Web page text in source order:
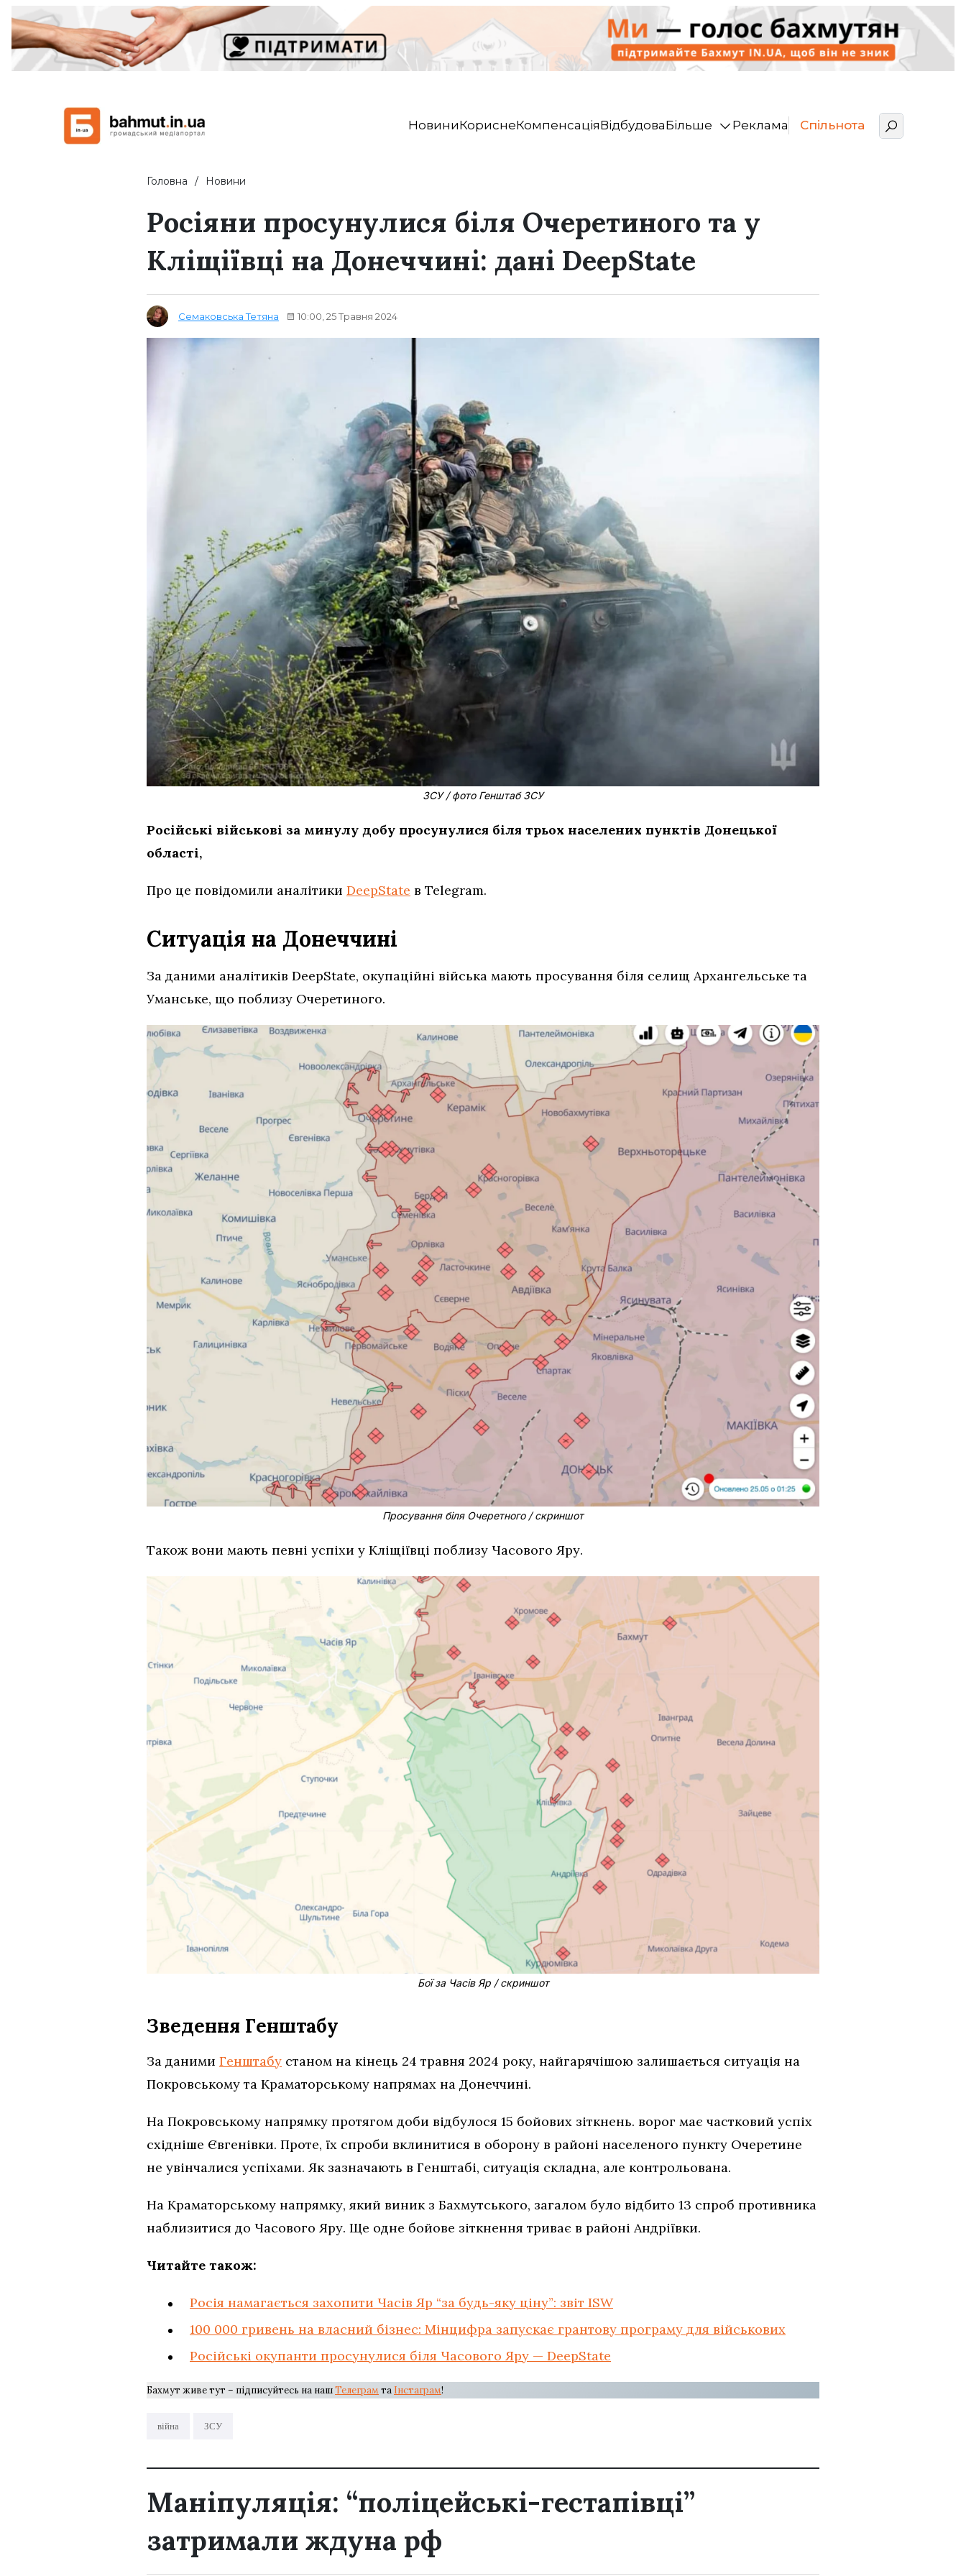
НовиниКориснеКомпенсаціяВідбудоваБільше Реклама Спільнота
Головна Новини
Росіяни просунулися біля Очеретиного та у
Кліщіївці на Донеччині: дані DeepState
Семаковська Тетяна 10:00, 25 Травня 2024
ЗСУ / фото Генштаб ЗСУ
Російські військові за минулу добу просунулися біля трьох населених пунктів Донецької
області,
Про це повідомили аналітики DeepState в Telegram.
Ситуація на Донеччині
За даними аналітиків DeepState, окупаційні війська мають просування біля селищ Архангельське та
Уманське, що поблизу Очеретиного.
Просування біля Очеретного / скриншот
Також вони мають певні успіхи у Кліщіївці поблизу Часового Яру.
Бої за Часів Яр / скриншот
Зведення Генштабу
За даними Генштабу станом на кінець 24 травня 2024 року, найгарячішою залишається ситуація на
Покровському та Краматорському напрямах на Донеччині.
На Покровському напрямку протягом доби відбулося 15 бойових зіткнень. ворог має частковий успіх
східніше Євгенівки. Проте, їх спроби вклинитися в оборону в районі населеного пункту Очеретине
не увінчалися успіхами. Як зазначають в Генштабі, ситуація складна, але контрольована.
На Краматорському напрямку, який виник з Бахмутського, загалом було відбито 13 спроб противника
наблизитися до Часового Яру. Ще одне бойове зіткнення триває в районі Андріївки.
Читайте також:
Росія намагається захопити Часів Яр “за будь-яку ціну”: звіт ISW
100 000 гривень на власний бізнес: Мінцифра запускає грантову програму для військових
Російські окупанти просунулися біля Часового Яру — DeepState
Бахмут живе тут – підписуйтесь на нашТелеграм та Інстаграм!
війна ЗСУ
Маніпуляція: “поліцейські-гестапівці”
затримали ждуна рф